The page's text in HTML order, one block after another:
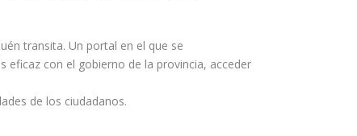
transita. Un portal en el que se
eficaz con el gobierno de la provincia, acceder
de los ciudadanos.